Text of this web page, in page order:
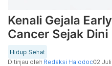
Kenali Gejala
Cancer Sejak Dini
Hidup Sehat
Ditinjau oleh Redaksi Halodoc02